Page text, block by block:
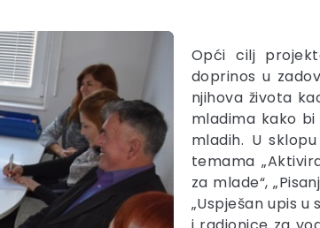
Opći cilj
doprinos u
njihova života
mladima kako
mladih. U
temama
za mlade“,
„Uspješan upis u